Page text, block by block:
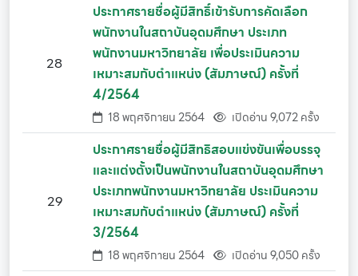
28
ประกาศรายชื่อผู้มีสิทธิ์เข้ารับการคัดเลือก
พนักงานในสถาบันอุดมศึกษา ประเภท
พนักงานมหาวิทยาลัย เพื่อประเมินความ
เหมาะสมกับตำแหน่ง (สัมภาษณ์) ครั้งที่
4/2564
18 พฤศจิกายน 2564 เปิดอ่าน 9,072 ครั้ง
29
ประกาศรายชื่อผู้มีสิทธิสอบแข่งขันเพื่อบรรจุ
และแต่งตั้งเป็นพนักงานในสถาบันอุดมศึกษา
ประเภทพนักงานมหาวิทยาลัย ประเมินความ
เหมาะสมกับตำแหน่ง (สัมภาษณ์) ครั้งที่
3/2564
18 พฤศจิกายน 2564 เปิดอ่าน 9,050 ครั้ง